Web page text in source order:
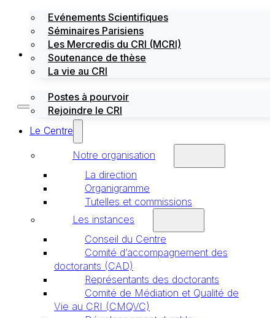
Evénements Scientifiques
Séminaires Parisiens
Les Mercredis du CRI (MCRI)
Soutenance de thèse
La vie au CRI
Emploi / stages
Postes à pourvoir
Rejoindre le CRI
Le Centre
Notre organisation
La direction
Organigramme
Tutelles et commissions
Les instances
Conseil du Centre
Comité d’accompagnement des
doctorants (CAD)
Représentants des doctorants
Comité de Médiation et Qualité de
Vie au CRI (CMQVC)